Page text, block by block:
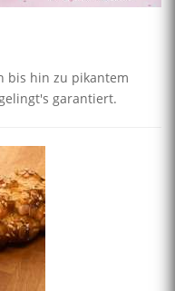
bis hin zu pikantem
garantiert.